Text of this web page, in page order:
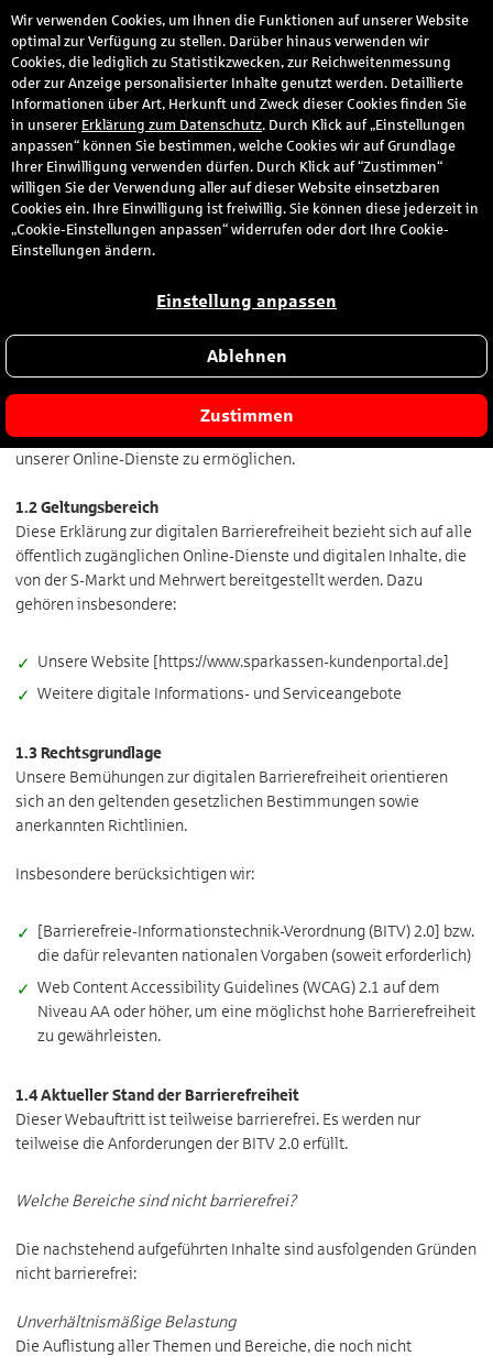
Erklärung zur Barrierefreiheit S-Markt und
Mehrwert GmbH
Wir bei der S-Markt und Mehrwert GmbH legen großen Wert
darauf, unsere digitalen Angebote für alle Menschen zugänglich
oder technischen Voraussetzungen. Unser Ziel ist es, Barrieren zu
reduzieren und eine möglichst uneingeschränkte Nutzung
unserer Online-Dienste zu ermöglichen.
1.2 Geltungsbereich
Diese Erklärung zur digitalen Barrierefreiheit bezieht sich auf alle
öffentlich zugänglichen Online-Dienste und digitalen Inhalte, die
von der S-Markt und Mehrwert bereitgestellt werden. Dazu
gehören insbesondere:
Unsere Website [https://www.sparkassen-kundenportal.de]
Weitere digitale Informations- und Serviceangebote
1.3 Rechtsgrundlage
Unsere Bemühungen zur digitalen Barrierefreiheit orientieren
sich an den geltenden gesetzlichen Bestimmungen sowie
anerkannten Richtlinien.
Insbesondere berücksichtigen wir:
[Barrierefreie-Informationstechnik-Verordnung (BITV) 2.0] bzw.
die dafür relevanten nationalen Vorgaben (soweit erforderlich)
Web Content Accessibility Guidelines (WCAG) 2.1 auf dem
Niveau AA oder höher, um eine möglichst hohe Barrierefreiheit
zu gewährleisten.
1.4 Aktueller Stand der Barrierefreiheit
Dieser Webauftritt ist teilweise barrierefrei. Es werden nur
teilweise die Anforderungen der BITV 2.0 erfüllt.
Welche Bereiche sind nicht barrierefrei?
Die nachstehend aufgeführten Inhalte sind ausfolgenden Gründen
nicht barrierefrei:
Unverhältnismäßige Belastung
Die Auflistung aller Themen und Bereiche, die noch nicht
Wir verwenden Cookies, um Ihnen die Funktionen auf unserer Website
optimal zur Verfügung zu stellen. Darüber hinaus verwenden wir
Cookies, die lediglich zu Statistikzwecken, zur Reichweitenmessung
oder zur Anzeige personalisierter Inhalte genutzt werden. Detaillierte
Informationen über Art, Herkunft und Zweck dieser Cookies finden Sie
in unserer Erklärung zum Datenschutz. Durch Klick auf „Einstellungen
anpassen“ können Sie bestimmen, welche Cookies wir auf Grundlage
Ihrer Einwilligung verwenden dürfen. Durch Klick auf “Zustimmen“
willigen Sie der Verwendung aller auf dieser Website einsetzbaren
Cookies ein. Ihre Einwilligung ist freiwillig. Sie können diese jederzeit in
„Cookie-Einstellungen anpassen“ widerrufen oder dort Ihre Cookie-
Einstellungen ändern.
Einstellung anpassen
Ablehnen
Zustimmen